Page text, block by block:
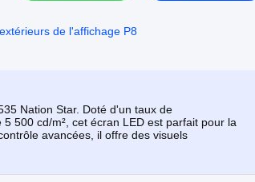
de l'affichage P8
Nation Star. Doté d'un taux de
500 cd/m², cet écran LED est parfait pour la
avancées, il offre des visuels